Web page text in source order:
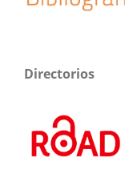
Directorios